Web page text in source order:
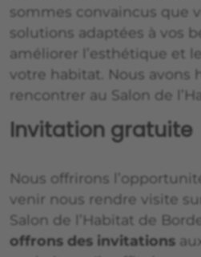
sommes convaincus que
solutions adaptées à vos
améliorer l’esthétique et
votre habitat. Nous avons
rencontrer au Salon de
Invitation gratuite
Nous offrirons
venir nous rendre visite
Salon de l’Habitat de
offrons des invitations